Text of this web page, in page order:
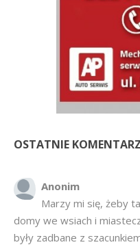
OSTATNIE
Anonim
Marzy mi się, żeby
domy we wsiach i
były zadbane z